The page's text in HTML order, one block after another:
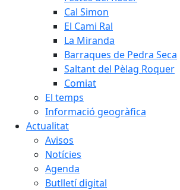
Cal Simon
El Cami Ral
La Miranda
Barraques de Pedra Seca
Saltant del Pèlag Roquer
Comiat
El temps
Informació geogràfica
Actualitat
Avisos
Notícies
Agenda
Butlletí digital